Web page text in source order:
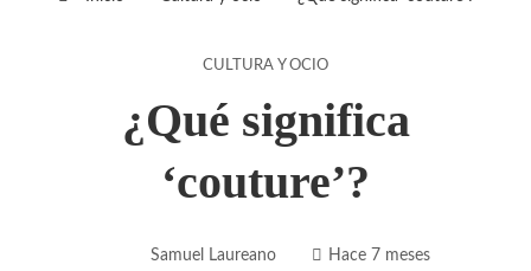
CULTURA Y OCIO
¿Qué significa
‘couture’?
Samuel Laureano Hace 7 meses